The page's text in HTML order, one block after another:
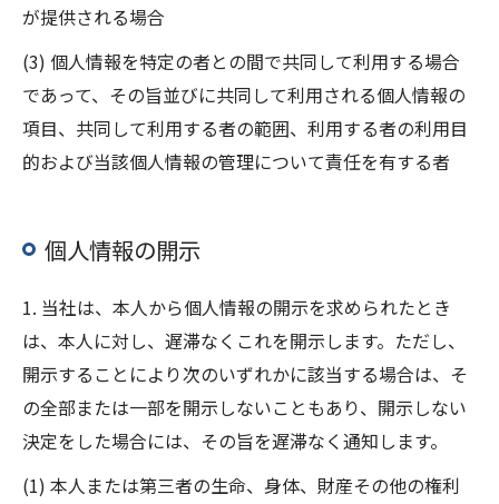
が提供される場合
(3) 個人情報を特定の者との間で共同して利用する場合
であって、その旨並びに共同して利用される個人情報の
項目、共同して利用する者の範囲、利用する者の利用目
的および当該個人情報の管理について責任を有する者
個人情報の開示
1. 当社は、本人から個人情報の開示を求められたとき
は、本人に対し、遅滞なくこれを開示します。ただし、
開示することにより次のいずれかに該当する場合は、そ
の全部または一部を開示しないこともあり、開示しない
決定をした場合には、その旨を遅滞なく通知します。
(1) 本人または第三者の生命、身体、財産その他の権利